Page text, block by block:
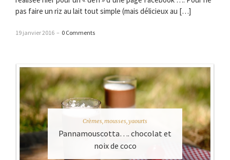
pas faire un riz au lait tout simple (mais délicieux au […]
19 janvier 2016 – 0 Comments
Crèmes, mousses, yaourts
Pannamouscotta…. chocolat et
noix de coco